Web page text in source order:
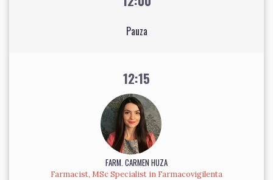
Pauza
12:15
FARM. CARMEN HUZA
Farmacist, MSc Specialist in Farmacovigilenta